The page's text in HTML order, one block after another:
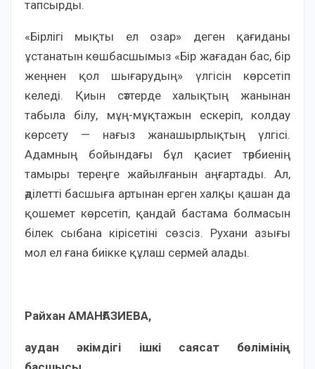
тапсырды.
«Бірлігі мықты ел озар» деген қағиданы
ұстанатын көшбасшымыз «Бір жағадан бас, бір
жеңнен қол шығарудың» үлгісін көрсетіп
келеді. Қиын сәттерде халықтың жанынан
табыла білу, мұң-мұқтажын ескеріп, колдау
көрсету — нағыз жанашырлықтың үлгісі.
Адамның бойындағы бұл қасиет тәрбиенің
тамыры тереңге жайылғанын аңғартады. Ал,
әділетті басшыға артынан ерген халқы қашан да
қошемет көрсетіп, қандай бастама болмасын
білек сыбана кірісетіні сөзсіз. Рухани азығы
мол ел ғана биікке құлаш сермей алады.
Райхан АМАНҒАЗИЕВА,
аудан әкімдігі ішкі саясат бөлімінің